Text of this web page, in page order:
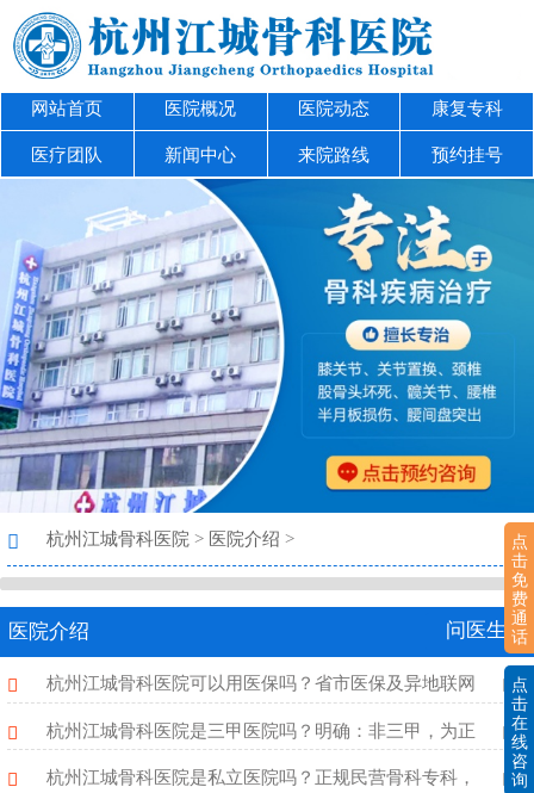
点
击
免
费
通
话
点
击
在
线
咨
询
网站首页 医院概况 医院动态 康复专科
医疗团队 新闻中心 来院路线 预约挂号
杭州江城骨科医院 > 医院介绍 >
医院介绍 问医生
杭州江城骨科医院可以用医保吗？省市医保及异地联网
结算政策解读
杭州江城骨科医院是三甲医院吗？明确：非三甲，为正
规二级骨科专
杭州江城骨科医院是私立医院吗？正规民营骨科专科，